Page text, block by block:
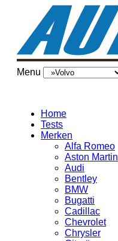
Menu
Home
Tests
Merken
Alfa Romeo
Aston Martin
Audi
Bentley
BMW
Bugatti
Cadillac
Chevrolet
Chrysler